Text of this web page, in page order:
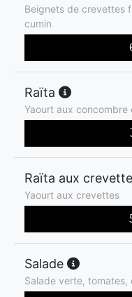
Beignets de crevettes
cumin
Raïta
Yaourt aux concombre
Raïta aux
Yaourt aux crevettes
Salade
Salade verte, tomates,